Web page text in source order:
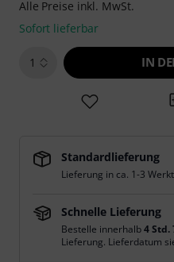
Alle Preise inkl. MwSt.
Sofort lieferbar
1 IN
Standardlieferung
Lieferung in ca. 1-3
Schnelle Lieferung
Bestelle innerhalb4 Std.
Lieferung. Lieferdatum